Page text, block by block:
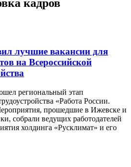
кадров
лучшие вакансии для
на Всероссийской
региональный этап
«Работа России.
прошедшие в Ижевске и
собрали ведущих работодателей
холдинга «Русклимат» и его